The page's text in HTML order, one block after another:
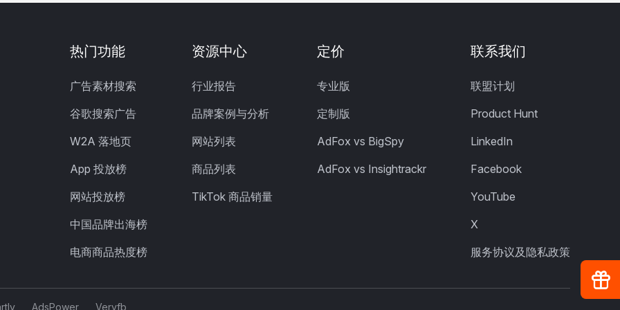
热门功能
广告素材搜索
谷歌搜索广告
W2A 落地页
App 投放榜
网站投放榜
中国品牌出海榜
电商商品热度榜
资源中心
行业报告
品牌案例与分析
网站列表
商品列表
TikTok 商品销量
定价
专业版
定制版
AdFox vs BigSpy
AdFox vs Insightrackr
联系我们
联盟计划
Product Hunt
LinkedIn
Facebook
YouTube
X
服务协议及隐私政策
AdsPower Veryfb